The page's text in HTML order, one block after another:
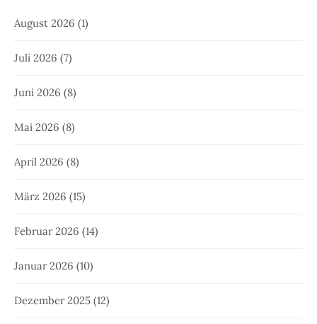
August 2026 (1)
Juli 2026 (7)
Juni 2026 (8)
Mai 2026 (8)
April 2026 (8)
März 2026 (15)
Februar 2026 (14)
Januar 2026 (10)
Dezember 2025 (12)